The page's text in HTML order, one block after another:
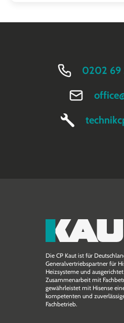
0202 69
Die CP Kaut ist für
Generalvertriebspartner für
Heizsysteme und
Zusammen­arbeit mit
gewährleistet mit Hisense
kompetenten und
Fachbetrieb.